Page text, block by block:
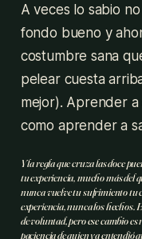
A veces lo sabio
fondo bueno y
costumbre sana
pelear cuesta
mejor). Aprender
como aprender a
Y la regla que cruza las doce
tu experiencia, mucho más del
nunca vuelve tu sufrimiento tu
experiencia, nunca los hechos.
de voluntad, pero ese cambio
paciencia de quien ya entendió